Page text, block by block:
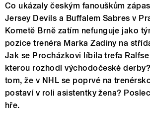
Co ukázaly českým fanouškům
Jersey Devils a Buffalem Sabres v
Kometě Brně zatím nefunguje jako
pozice trenéra Marka Zadiny na
Jak se Procházkovi líbila trefa
kterou rozhodl východočeské
tom, že v NHL se poprvé na
postaví v roli asistentky žena?
hře.